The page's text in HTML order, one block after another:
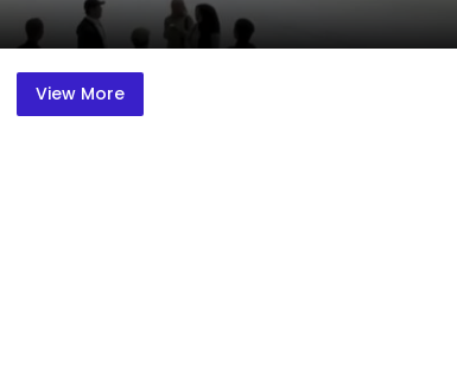
View More